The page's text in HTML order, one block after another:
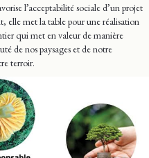
l’acceptabilité sociale d’un projet
elle met la table pour une réalisation
qui met en valeur de manière
de nos paysages et de notre
terroir.